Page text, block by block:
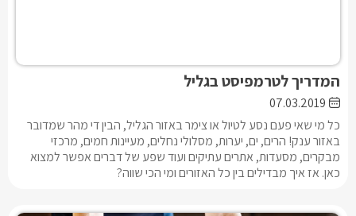
המדריך לטרמפיסט בגליל
כל מי שאי פעם נסע לטיול או צימר באזור הגליל, הבין די מהר שמדובר
באזור ענק! הרים, ים, יערות, מסלולי נחלים, מעיינות חמים, מרכזי
מבקרים, מסעדות, אתרים עתיקים ועוד שפע של דברים אפשר למצוא
כאן. אז איך מבדילים בין כל האזורים ומי הכי שווה?
07.03.2019